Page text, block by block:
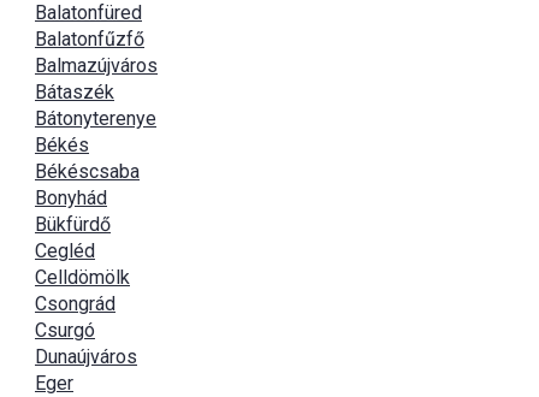
Balatonfüred
Balatonfűzfő
Balmazújváros
Bátaszék
Bátonyterenye
Békés
Békéscsaba
Bonyhád
Bükfürdő
Cegléd
Celldömölk
Csongrád
Csurgó
Dunaújváros
Eger